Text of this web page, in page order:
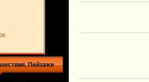
Пейзажи